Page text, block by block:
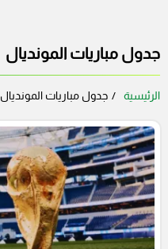
جدول مباريات المونديال
الرئيسية جدول مباريات المونديال